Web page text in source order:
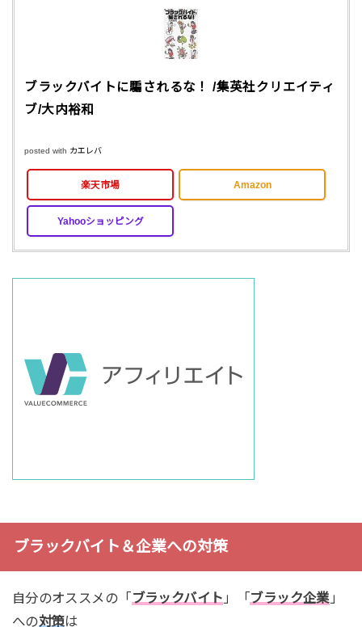
ブラックバイトに騙されるな！ /集英社クリエイティ
ブ/大内裕和
posted with カエレバ
楽天市場 Amazon
Yahooショッピング
ブラックバイト＆企業への対策
自分のオススメの「 ブラックバイト 」「 ブラック企業」
への対策は